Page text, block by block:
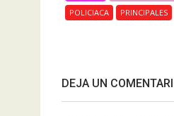
POLICIACA
PRINCIPALES
DEJA UN